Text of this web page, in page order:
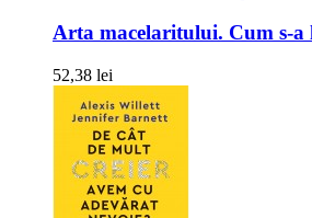
Arta macelaritului. Cum s-a
52,38 lei